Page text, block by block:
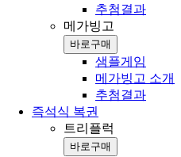
추첨결과
메가빙고
바로구매
샘플게임
메가빙고 소개
추첨결과
즉석식 복권
트리플럭
바로구매